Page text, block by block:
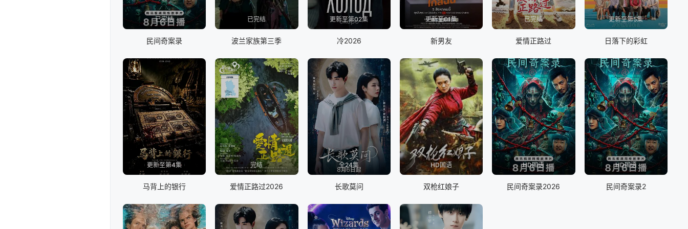
已完结
民间奇案录
已完结
波兰家族第三季
更新至第02集
冷2026
更新至01集
新男友
已完结
爱情正路过
更新至第5集
日落下的彩虹
更新至第4集
马背上的银行
完结
爱情正路过2026
全24集
长歌莫问
HD国语
双枪红娘子
HD国语
民间奇案录2026
HD国语
民间奇案录2